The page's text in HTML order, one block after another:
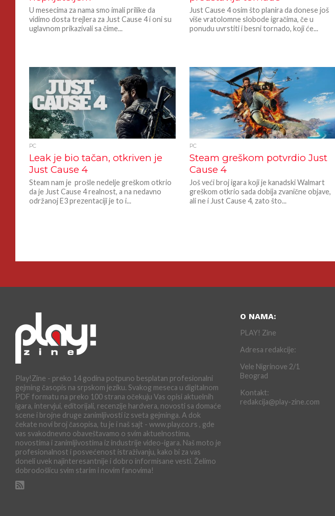
U mesecima za nama smo imali prilike da
vidimo dosta trejlera za Just Cause 4 i oni su
uglavnom prikazivali sa čime...
Just Cause 4 osim što planira da donese još
više vratolomne slobode igračima, če u
ponudu uvrstiti i besni tornado, koji će...
PC
Leak je bio tačan, otkriven je
Just Cause 4
Steam nam je prošle nedelje greškom otkrio
da je Just Cause 4 realnost, a na nedavno
održanoj E3 prezentaciji je to i...
PC
Steam greškom potvrdio Just
Cause 4
Još veći broj igara koji je kanadski Walmart
greškom otkrio sada dobija zvanične objave,
ali ne i Just Cause 4, zato što...
Play!Zine - preko 14 godina potpuno besplatan profesionalni
gejming časopis na srpskom jeziku. Svakog meseca u digitalnom
PDF formatu na preko 100 strana očekuju Vas opisi aktuelnih
igara, intervjui, editorijali, recenzije hardvera, novosti sa domaće
scene i brojne druge zanimljivosti iz sveta gejminga. A dok
čekate novi broj časopisa, tu je i naš sajt - www.play.co.rs , gde
vas svakodnevno obaveštavamo o svim aktuelnostima,
novostima i zanimljivostima iz industrije video-igara. Naš moto je
profesionalnost i posvećenost istraživanju, kako bi za vas
doneli uvek najinteresantnije i dobro informisane vesti. Želimo
dobrodošlicu svim starim i novim fanovima!
O NAMA:
PLAY! Zine
Adresa redakcije:
Vele Nigrinove 2/1
Beograd
Kontakt:
redakcija@play-zine.com